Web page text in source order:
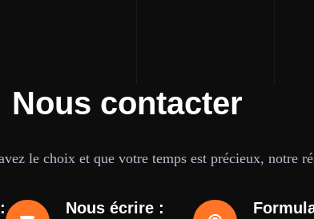
Nous contacter
le choix et que votre temps est précieux, notre
Nous écrire :